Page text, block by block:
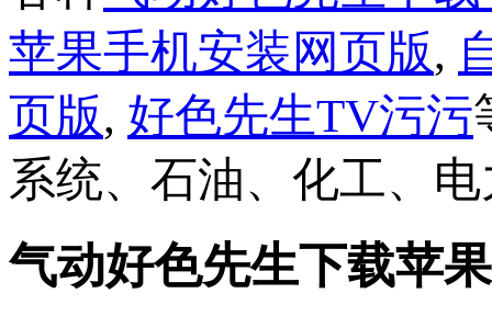
苹果手机安装网页版,
页版, 好色先生TV污污
系统、石油、化工、
气动好色先生下载苹